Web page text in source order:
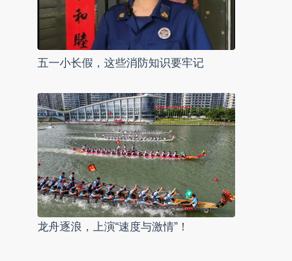
五一小长假，这些消防知识要牢记
龙舟逐浪，上演“速度与激情”！